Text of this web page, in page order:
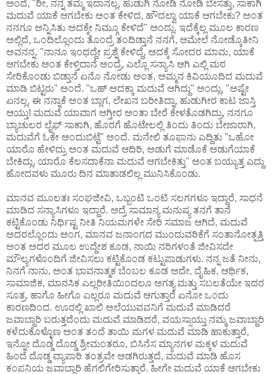
ಅಂದೆ, "ರೀ, ನನ್ನ ತಮ್ಮ ಇದಾನಲ್ಲ, ಹುಡುಗಿ ನೋಡಿ ನೋಡಿ ಬೇಸತ್ತು, ಸಾಕಾಗಿ
ಮದುವೆ ಯಾಕೆ ಆಗಬೇಕು ಅಂತ ಕೇಳಿದ, ಹೌದಲ್ವಾ ಯಾಕೆ ಆಗಬೇಕು? ಅಂತ
ನನಗೂ ಅನ್ನಿಸಿತು ಅದಕ್ಕೇ ನಿಮ್ಗೂ ಕೇಳಿದೆ" ಅಂದ್ಲು. ಇದೆಕ್ಕೆಲ್ಲ ಮೂಲ ಕಾರಣ
ಅಲ್ಲಿದೆ, ಒಂದಿಲ್ಲೊಂದು ತೊಂದ್ರೆ ತಂದಿಡ್ತಾನೆ ನನಗೆ, ಆಮೇಲೆ ನೋಡ್ಕೊತೀನಿ
ಅವನನ್ನ. "ನಾನೂ ಇಂಥದ್ದೇ ಪ್ರಶ್ನೆ ಕೇಳಿದ್ದೆ, ಅದಕ್ಕೆ ಸೋದರ ಮಾಮ, ಯಾಕೆ
ಆಗಬೇಕು ಅಂತ ಕೇಳ್ತಿದಾನೆ ಅಂದ್ರೆ, ಎಲ್ಲೊ ಸನ್ಯಾಸಿ ಆಗಿ ಎಲ್ಲಿ ಮಠ
ಸೇರಿಕೊಂಡು ಬಿಡ್ತಾನೆ ಏನೊ ನೋಡು ಅಂತ, ಅಮ್ಮನ ಕಿವಿಯೂದಿದ ಮದುವೆ
ಮಾಡಿ ಬಿಟ್ಟರು" ಅಂದೆ. "ಒಹ್ ಅದಕ್ಕಾ ಮದುವೆ ಆಗಿದ್ದು" ಅಂದ್ಲು, "ಅಷ್ಟೇ
ಏನಲ್ಲ, ಈ ನನ್ನಾಕೆ ಅಂತ ಬ್ಲಾಗ, ಲೇಖನ ಬರೀತಿದ್ನಾ, ಹುಡುಗೀರ ಕಾಟ ಜಾಸ್ತಿ
ಆಯ್ತು! ಮದುವೆ ಯಾವಾಗ ಆಗ್ತೀರ ಅಂತಾ ಬೇರೆ ಕೇಳತೊಡಗಿದ್ರು, ನನಗೂ
ಬ್ಯಾಚುಲರ ಲೈಫ್ ಸಾಕಾಗಿ, ಹೊರಗೆ ಹೊಟೇಲಲ್ಲಿ ತಿಂದು ತಿಂದು ಬೇಜಾರಾಗಿ,
ಮದುವೆಗೆ ಓಕೇ ಅಂದುಬಿಟ್ಟೆ" ಅಂದೆ. ಮನೇಲಿ ತೂಫಾನು ಎದ್ದಿತು "ಒಹೋ
ಯಾರೊ ಹೇಳಿದ್ರು ಅಂತ ಮದುವೆ ಆದಿರಿ, ಅಡುಗೆ ಮಾಡೊಕೆ ಅಡುಗೆಯಾಕೆ
ಬೇಕಿದ್ಲು, ಯಾರೊ ಕೆಲಸದಾಕೆನಾ ಮದುವೆ ಆಗಬೇಕಿತ್ತು" ಅಂತ ಬಯ್ಯುತ್ತ ಎದ್ದು
ಹೋದವಳು ಮೂರು ದಿನ ಮಾತಾಡಲಿಲ್ಲ ಮುನಿಸಿಕೊಂಡು.
ಮಾನವ ಮೂಲತಃ ಸಂಘಜೀವಿ, ಒಬ್ಬಂಟಿ ಒಂಟಿ ಸಲಗಗಳೂ ಇದ್ದಾರೆ, ಸಾಧನೆ
ಮಾಡಿದ ಸನ್ಯಾಸಿಗಳೂ ಇದ್ದಾರೆ. ಅದ್ರೆ ಸಾಮಾನ್ಯ ಮನುಷ್ಯ ತನಗೆ ತಾನೆ
ಕಟ್ಟಿಕೊಂಡು ನಿರ್ಧಿಷ್ಟ ನೀತಿ ನಿಯಮಗಳೇ ಸೇರಿ ಸಮಾಜ ಆಗಿದೆ, ಮದುವೆ
ಅದರಲ್ಲೊಂದು ಅಂಗ, ಮಾನವ ಜನಾಂಗದ ಮುಂದುವರಿಕೆಗೆ ಸಂತಾನೋತ್ಪತ್ತಿ
ಅಂತ ಅದರ ಮೂಲ ಉದ್ದೇಶ ಕೂಡ, ನಾಯಿ ನರಿಗಳಂತೆ ಜೀವಿಸದೇ
ಮೌಲ್ಯಗಳೊಂದಿಗೆ ಜೀವಿಸಲು ಕಟ್ಟಿಕೊಂಡ ಕಟ್ಟುಪಾಡುಗಳು. ನನ್ನ ಜತೆ ನೀನು,
ನಿನಗೆ ನಾನು, ಅಂತ ಭಾವನಾತ್ಮಕ ಬೆಂಬಲ ಕೂಡ ಅದೇ, ದೈಹಿಕ, ಆರ್ಥಿಕ,
ಸಾಮಾಜಿಕ, ಮಾನಸಿಕ ಎಲ್ಲರೀತಿಯಿಂದಲೂ ಅಗತ್ಯ ಮತ್ತು ಸಬಲತೆಯೇ ಇದರ
ಸೂತ್ರ. ಹಾಗೊ ಹೀಗೊ ಎಲ್ಲರೂ ಮದುವೆ ಆಗುತ್ತಾರೆ ಏನೋ ಒಂದು
ಕಾರಣದಿಂದ. ಊರಲ್ಲಿ ಖಾಲಿ ಅಲೆಯುವವನಿಗೆ ಮದುವೆ ಮಾಡಿದರೆ
ಜವಾಬ್ದಾರಿ ಬರುತ್ತದೆಂದು ಮದುವೆ ಮಾಡಿದರೆ, ವಯಸ್ಸಾಯ್ತು ನಮ್ಮ ಜವಾಬ್ದಾರಿ
ಕಳೆದುಕೊಳ್ಳೊಣ ಅಂತ ತಂದೆ ತಾಯಿ ಮಗಳ ಮದುವೆ ಮಾಡಿ ಹಾಕುತ್ತಾರೆ,
ಇನ್ನೋ ದೊಡ್ಡ ದೊಡ್ಡ ಶ್ರೀಮಂತರೂ, ಬಿಸಿನೆಸ ಮ್ಯಾನಗಳ ಮಕ್ಕಳ ಮದುವೆ
ಹಿಂದೆ ದೊಡ್ಡ ವ್ಯಾಪಾರಿ ತಂತ್ರವೇ ಅಡಗಿರುತ್ತದೆ, ಮದುವೆ ಮಾಡಿ ಹೊಸ
ಕಂಪನಿಯ ಜವಾಬ್ದಾರಿ ಹೆಗಲಿಗೇರಿಸುತ್ತಾರೆ. ಹೀಗೇ ಮದುವೆ ಯಾಕೆ ಆಗಬೇಕು